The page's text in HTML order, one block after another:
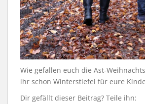
Wie gefallen euch die Ast-
ihr schon Winterstiefel für eure
Dir gefällt dieser Beitrag? Teile ihn: